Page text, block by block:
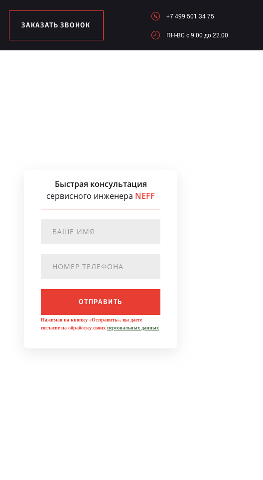
ЗАКАЗАТЬ ЗВОНОК
+7 499 501 34 75
ПН-ВC c 9.00 до 22.00
Быстрая консультация
сервисного инженера NEFF
ОТПРАВИТЬ
Нажимая на кнопку «Отправить», вы даете
согласие на обработку своих персональных данных